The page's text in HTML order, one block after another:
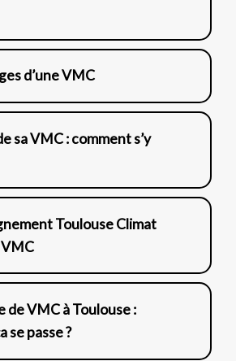
d’une VMC
sa VMC : comment s’y
Toulouse Climat
de VMC à Toulouse :
se passe ?